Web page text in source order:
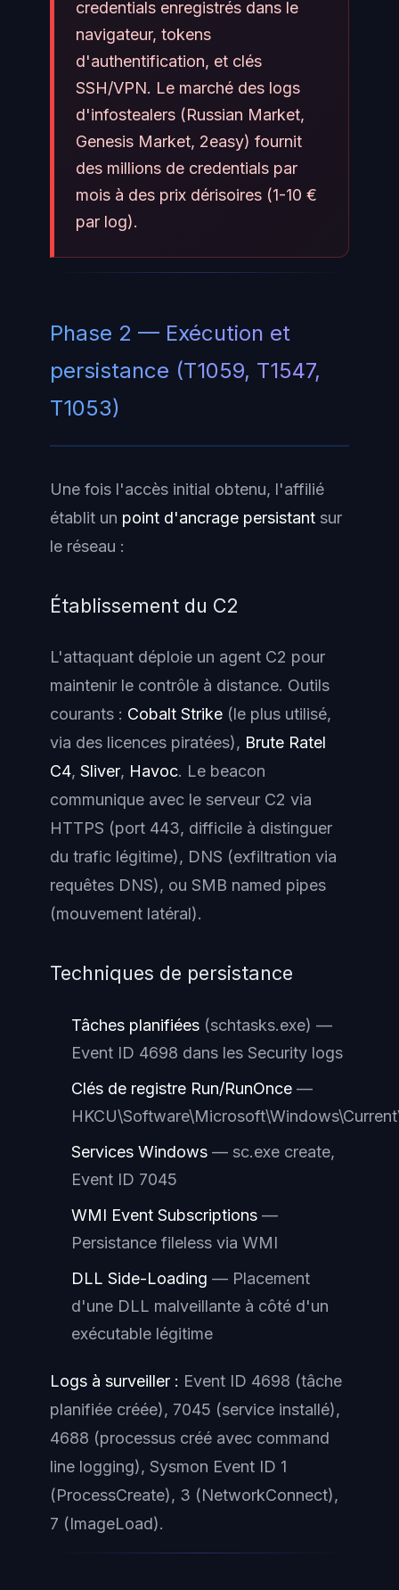
credentials enregistrés dans le
navigateur, tokens
d'authentification, et clés
SSH/VPN. Le marché des logs
d'infostealers (Russian Market,
Genesis Market, 2easy) fournit
des millions de credentials par
mois à des prix dérisoires (1-10 €
par log).
Phase 2 — Exécution et
persistance (T1059, T1547,
T1053)
Une fois l'accès initial obtenu, l'affilié
établit un point d'ancrage persistant sur
le réseau :
Établissement du C2
L'attaquant déploie un agent C2 pour
maintenir le contrôle à distance. Outils
courants : Cobalt Strike (le plus utilisé,
via des licences piratées), Brute Ratel
C4, Sliver, Havoc. Le beacon
communique avec le serveur C2 via
HTTPS (port 443, difficile à distinguer
du trafic légitime), DNS (exfiltration via
requêtes DNS), ou SMB named pipes
(mouvement latéral).
Techniques de persistance
Tâches planifiées (schtasks.exe) —
Event ID 4698 dans les Security logs
Clés de registre Run/RunOnce —
Services Windows — sc.exe create,
Event ID 7045
WMI Event Subscriptions —
Persistance fileless via WMI
DLL Side-Loading — Placement
d'une DLL malveillante à côté d'un
exécutable légitime
Logs à surveiller : Event ID 4698 (tâche
planifiée créée), 7045 (service installé),
4688 (processus créé avec command
line logging), Sysmon Event ID 1
(ProcessCreate), 3 (NetworkConnect),
7 (ImageLoad).